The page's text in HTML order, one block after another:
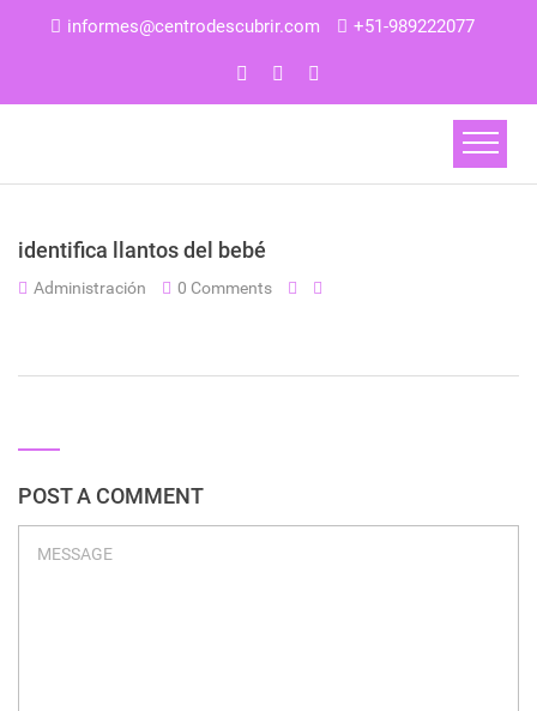
informes@centrodescubrir.com +51-989222077
identifica llantos del bebé
Administración 0 Comments
POST A COMMENT